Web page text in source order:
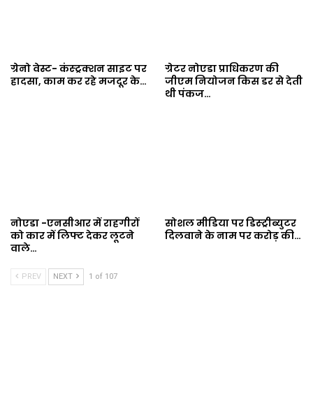
ग्रेनो वेस्ट- कंस्ट्रक्शन साइट पर
हादसा, काम कर रहे मजदूर के…
ग्रेटर नोएडा प्राधिकरण की
जीएम नियोजन किस डर से देती
थी पंकज…
नोएडा -एनसीआर में राहगीरों
को कार में लिफ्ट देकर लूटने
वाले…
सोशल मीडिया पर डिस्ट्रीब्युटर
दिलवाने के नाम पर करोड़ की…
PREV NEXT 1 of 107